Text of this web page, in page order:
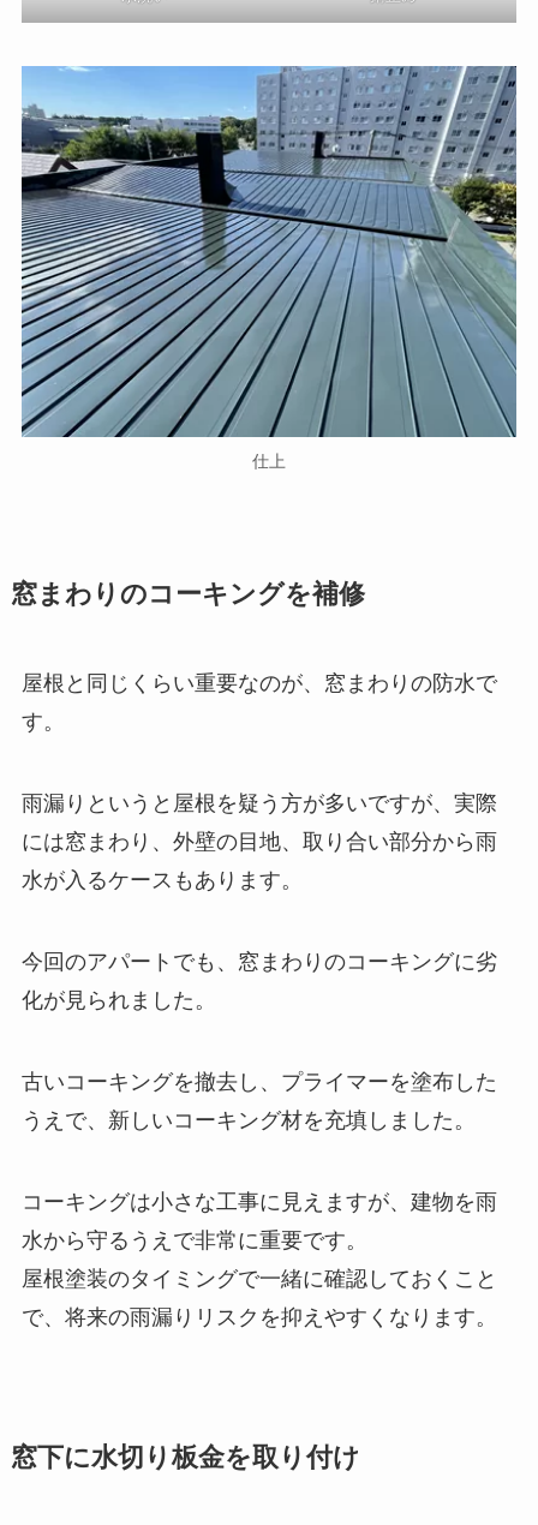
仕上
窓まわりのコーキングを補修
屋根と同じくらい重要なのが、窓まわりの防水で
す。
雨漏りというと屋根を疑う方が多いですが、実際
には窓まわり、外壁の目地、取り合い部分から雨
水が入るケースもあります。
今回のアパートでも、窓まわりのコーキングに劣
化が見られました。
古いコーキングを撤去し、プライマーを塗布した
うえで、新しいコーキング材を充填しました。
コーキングは小さな工事に見えますが、建物を雨
水から守るうえで非常に重要です。
屋根塗装のタイミングで一緒に確認しておくこと
で、将来の雨漏りリスクを抑えやすくなります。
窓下に水切り板金を取り付け